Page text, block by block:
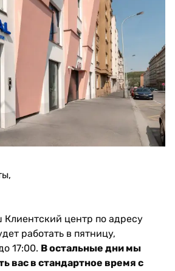
центр по адресу
работать в пятницу,
17:00. В остальные дни мы
вас в стандартное время с